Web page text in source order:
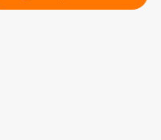
combinaison anti-UV Fifty